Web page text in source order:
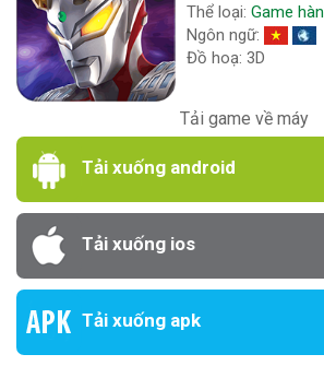
Thể loại:Game
Ngôn ngữ:
Đồ hoạ: 3D
Tải game về máy
Tải xuống android
Tải xuống ios
Tải xuống apk